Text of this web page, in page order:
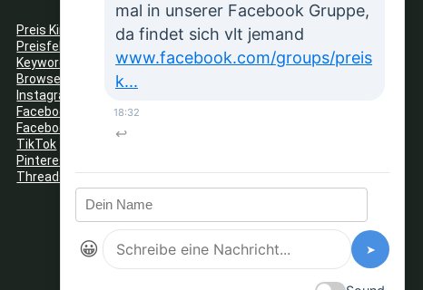
Preis King auf Telegram
Preisfehler Whats App Kanal
Keyword Tracker (Telegram)
Browser Erweiterungen: Gutschein Finder
Instagram
Facebook
Facebook Gruppe
TikTok
Pinterest
Threads
mal in unserer Facebook Gruppe,
da findet sich vlt jemand
www.facebook.com/groups/preis
k...
18:32
↩
😀 ➤